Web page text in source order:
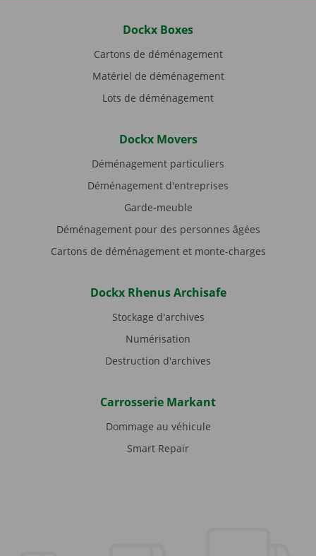
Dockx Boxes
Cartons de déménagement
Matériel de déménagement
Lots de déménagement
Dockx Movers
Déménagement particuliers
Déménagement d'entreprises
Garde-meuble
Déménagement pour des personnes âgées
Cartons de déménagement et monte-charges
Dockx Rhenus Archisafe
Stockage d'archives
Numérisation
Destruction d'archives
Carrosserie Markant
Dommage au véhicule
Smart Repair